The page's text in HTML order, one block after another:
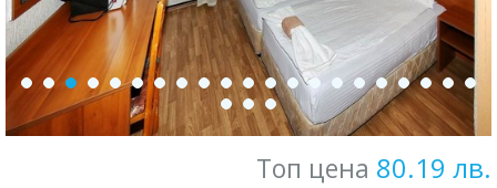
Топ цена 80.19 лв.